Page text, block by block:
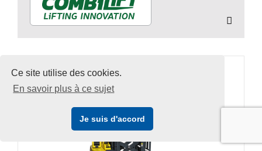
Ce site utilise des cookies.
En savoir plus à ce sujet
Je suis d'accord
COMBILIFT WR